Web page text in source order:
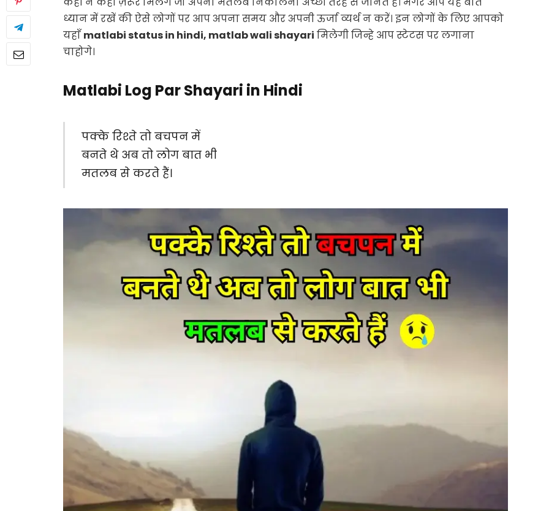
ध्यान में रखें की ऐसे लोगों पर आप अपना समय और अपनी ऊर्जा व्यर्थ न करें। इन लोगों के लिए आपको
यहाँ matlabi status in hindi, matlab wali shayari मिलेगी जिन्हे आप स्टेटस पर लगाना
चाहोगे।
Matlabi Log Par Shayari in Hindi
पक्के रिश्ते तो बचपन में
बनते थे अब तो लोग बात भी
मतलब से करते हैं।